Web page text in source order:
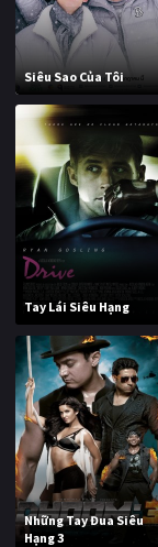
Siêu Sao Của Tôi
Tay Lái Siêu Hạng
Những Tay Đua Siêu
Hạng 3